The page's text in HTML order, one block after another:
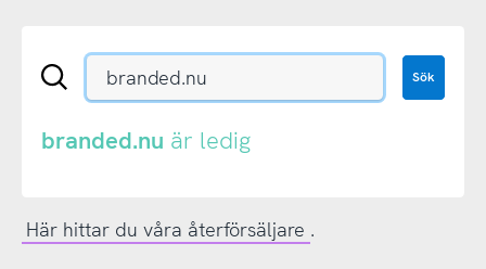
Sök
eller
Sök
branded.nu är ledig
Här hittar du våra återförsäljare .